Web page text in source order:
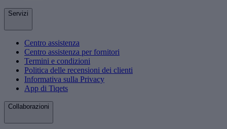
Servizi
Centro assistenza
Centro assistenza per fornitori
Termini e condizioni
Politica delle recensioni dei clienti
Informativa sulla Privacy
App di Tiqets
Collaborazioni